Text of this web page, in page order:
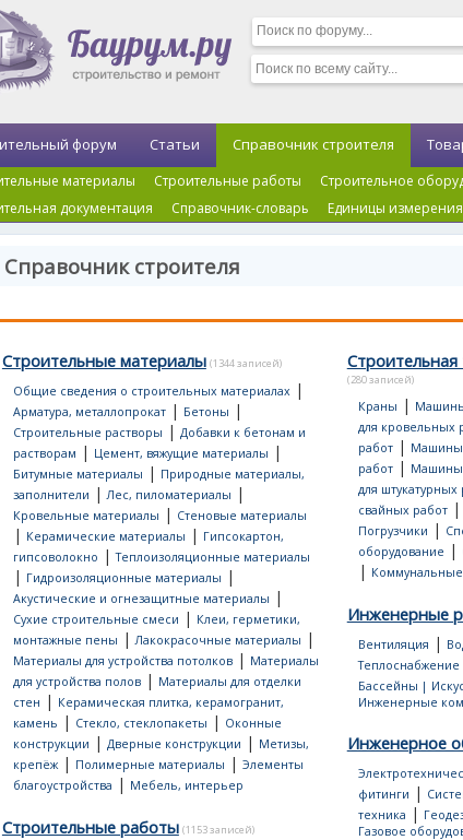
форум Статьи Справочник строителя
материалы Строительные работы Строительное
документация
Справочник-словарь Единицы измерения
Справочник строителя
Строительные материалы (1344 записей)
Общие сведения о строительных материалах|
Арматура, металлопрокат| Бетоны |
Строительные растворы | Добавки к бетонам и
растворам | Цемент, вяжущие материалы |
Битумные материалы | Природные материалы,
заполнители |Лес, пиломатериалы |
Кровельные материалы | Стеновые материалы
| Керамические материалы | Гипсокартон,
гипсоволокно |Теплоизоляционные материалы
| Гидроизоляционные материалы |
Акустические и огнезащитные материалы |
Сухие строительные смеси | Клеи, герметики,
монтажные пены |Лакокрасочные материалы |
Материалы для устройства потолков| Материалы
для устройства полов| Материалы для отделки
стен | Керамическая плитка, керамогранит,
камень | Стекло, стеклопакеты | Оконные
конструкции | Дверные конструкции | Метизы,
крепёж| Полимерные материалы | Элементы
благоустройства | Мебель, интерьер
Строительные работы (1153 записей)
(280 записей)
Краны |
для кровельных
работ| Машины
работ| Машины
для штукатурных
свайных работ|
Погрузчики |
оборудование |
|
Инженерные
Вентиляция |
Теплоснабжение
Бассейны |
Инженерные
Инженерное
фитинги |
техника |
Газовое